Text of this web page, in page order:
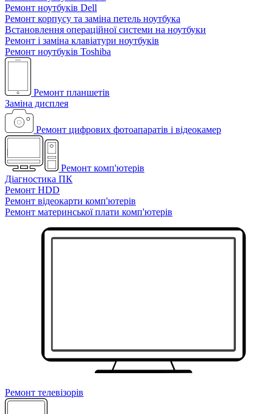
Ремонт ноутбуків Dell
Ремонт корпусу та заміна петель ноутбука
Встановлення операційної системи на ноутбуки
Ремонт і заміна клавіатури ноутбуків
Ремонт ноутбуків Toshiba
Ремонт планшетів
Заміна дисплея
Ремонт цифрових фотоапаратів і відеокамер
Ремонт комп'ютерів
Діагностика ПК
Ремонт HDD
Ремонт відеокарти комп'ютерів
Ремонт материнської плати комп'ютерів
Ремонт телевізорів